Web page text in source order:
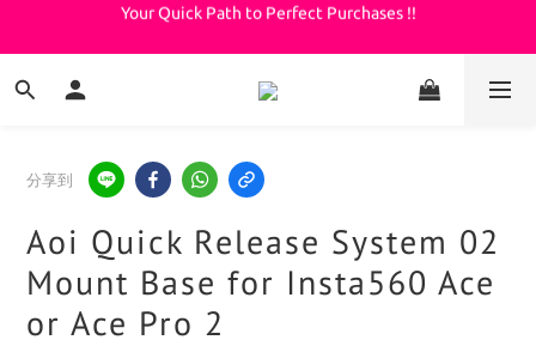
Welcome to KeepDiving.com
Your Quick Path to Perfect Purchases !!
滿 $3000 免運費
分享到
Aoi Quick Release System 02
Mount Base for Insta560 Ace
or Ace Pro 2